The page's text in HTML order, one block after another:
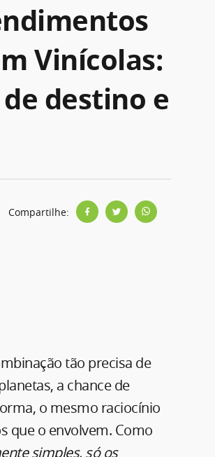
Vinícolas:
destino e
Compartilhe:
tão precisa de
a chance de
o mesmo raciocínio
que o envolvem. Como
simples, só os